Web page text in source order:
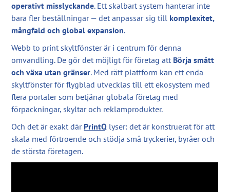
operativt misslyckande. Ett skalbart system hanterar inte
bara fler beställningar — det anpassar sig till komplexitet,
mångfald och global expansion.
Webb to print skyltfönster är i centrum för denna
omvandling. De gör det möjligt för företag att Börja smått
och växa utan gränser. Med rätt plattform kan ett enda
skyltfönster för flygblad utvecklas till ett ekosystem med
flera portaler som betjänar globala företag med
förpackningar, skyltar och reklamprodukter.
Och det är exakt där PrintQ lyser: det är konstruerat för att
skala med förtroende och stödja små tryckerier, byråer och
de största företagen.